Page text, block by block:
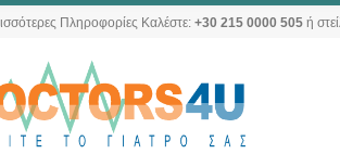
Πληροφορίες Καλέστε: +30 215 0000 505 ή